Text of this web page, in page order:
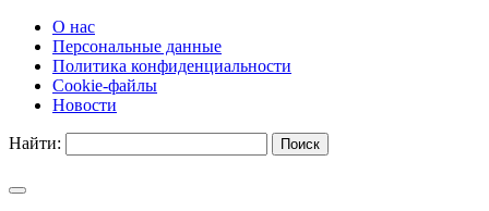
О нас
Персональные данные
Политика конфиденциальности
Cookie-файлы
Новости
Найти: